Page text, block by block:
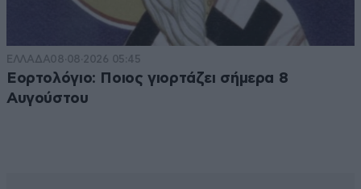
ΕΛΛΑΔΑ08·08·2026 05:45
Εορτολόγιο: Ποιος γιορτάζει σήμερα 8
Αυγούστου